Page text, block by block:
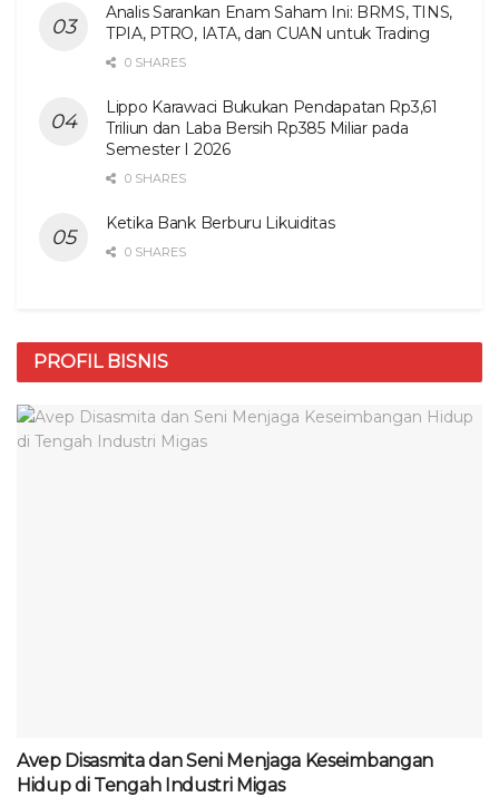
Analis Sarankan Enam Saham Ini: BRMS, TINS,
TPIA, PTRO, IATA, dan CUAN untuk Trading
0 SHARES
Lippo Karawaci Bukukan Pendapatan Rp3,61
Triliun dan Laba Bersih Rp385 Miliar pada
Semester I 2026
0 SHARES
Ketika Bank Berburu Likuiditas
0 SHARES
PROFIL BISNIS
Avep Disasmita dan Seni Menjaga Keseimbangan
Hidup di Tengah Industri Migas